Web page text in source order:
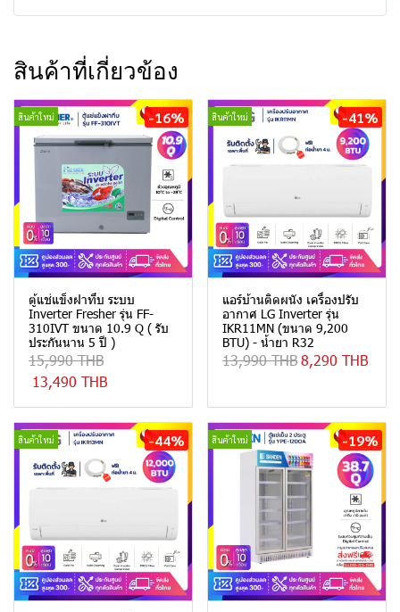
สินค้าที่เกี่ยวข้อง
สินค้าใหม่ -16%
ตู้แช่แข็งฝาทึบ ระบบ
Inverter Fresher รุ่น FF-
310IVT ขนาด 10.9 Q ( รับ
ประกันนาน 5 ปี )
15,990 THB
13,490 THB
สินค้าใหม่ -41%
แอร์บ้านติดผนัง เครื่องปรับ
อากาศ LG Inverter รุ่น
IKR11MN (ขนาด 9,200
BTU) - น้ำยา R32
13,990 THB8,290 THB
สินค้าใหม่ -44% สินค้าใหม่ -19%